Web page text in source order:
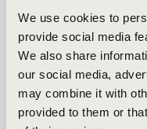
We use cookies to
provide social media
We also share
our social media,
may combine it with
provided to them or